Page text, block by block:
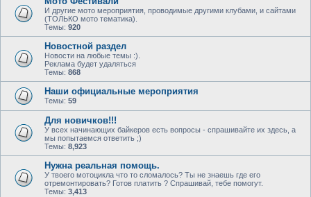
И другие мото мероприятия, проводимые другими клубами, и сайтами
(ТОЛЬКО мото тематика).
Темы: 920
Новостной раздел
Новости на любые темы :).
Реклама будет удаляться
Темы: 868
Наши официальные мероприятия
Темы: 59
Для новичков!!!
У всех начинающих байкеров есть вопросы - спрашивайте их здесь, а
мы попытаемся ответить ;)
Темы: 8,923
Нужна реальная помощь.
У твоего мотоцикла что то сломалось? Ты не знаешь где его
отремонтировать? Готов платить ? Спрашивай, тебе помогут.
Темы: 3,413